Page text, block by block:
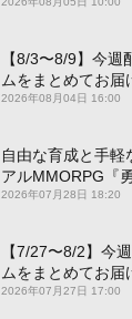
【8/3〜8/9】今
ムをまとめてお届
2026年08月04日 16:00
自由な育成と手軽
アルMMORPG『
新作PICKUP】
2026年07月28日 18:20
【7/27〜8/2】今
ムをまとめてお届
2026年07月27日 17:00